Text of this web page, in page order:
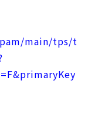
main/tps/t